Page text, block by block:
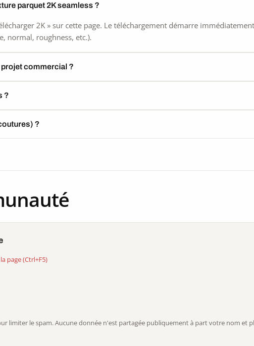
parquet 2K seamless ?
2K » sur cette page. Le téléchargement démarre
normal, roughness, etc.).
commercial ?
?
?
page (Ctrl+F5)
limiter le spam. Aucune donnée n'est partagée publiquement à part votre nom et